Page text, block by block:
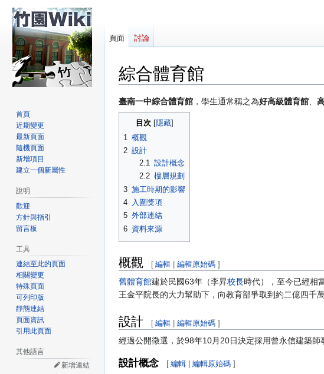
綜合體育館
跳
至
覽
跳
至
尋
臺南一中綜合體育館 ，學生通常稱之為好高級體育館
目次
1
概觀
2 設計
2.1 設計概念
2.2 樓層規劃
3 施工時期的影響
4 入圍獎項
5 外部連結
6 資料來源
概觀 [ 編輯 |編輯原始碼 ]
舊體育館建於民國63年（李昇校長時代），至今已經相
王金平院長的大力幫助下，向教育部爭取到約二億四千
設計 [ 編輯 |編輯原始碼 ]
經過公開徵選，於98年10月20日決定採用曾永信建築師
設計概念 [ 編輯 |編輯原始碼 ]
頁面 討論
首頁
近期變更
最新頁面
隨機頁面
新增項目
建立一個新屬性
說明
歡迎
方針與指引
留言板
工具
連結至此的頁面
相關變更
特殊頁面
可列印版
靜態連結
頁面資訊
引用此頁面
其他語言
新增連結